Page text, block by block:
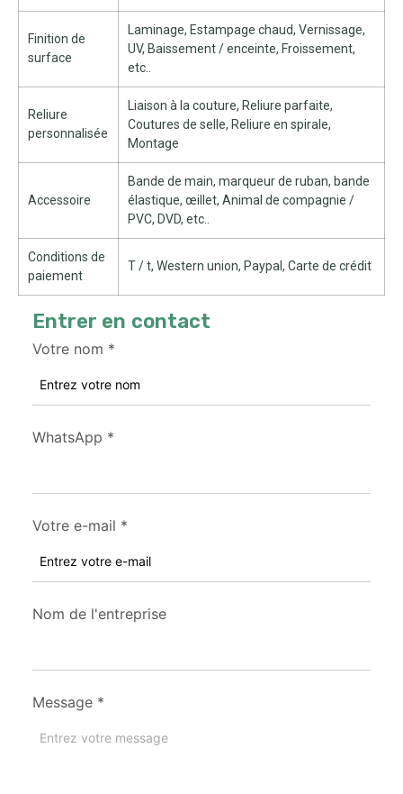
Finition de
surface
Laminage, Estampage chaud, Vernissage,
UV, Baissement / enceinte, Froissement,
etc..
Reliure
personnalisée
Liaison à la couture, Reliure parfaite,
Coutures de selle, Reliure en spirale,
Montage
Accessoire
Bande de main, marqueur de ruban, bande
élastique, œillet, Animal de compagnie /
PVC, DVD, etc..
Conditions de
paiement
T / t, Western union, Paypal, Carte de crédit
Entrer en contact
Votre nom *
WhatsApp *
Votre e-mail *
Nom de l'entreprise
Message *